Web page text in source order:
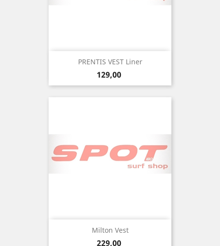
PRENTIS VEST Liner
Precio
129,00
Milton Vest
Precio
229,00